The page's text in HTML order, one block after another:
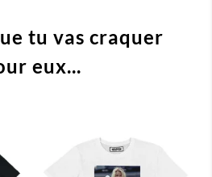
tu vas craquer
eux...